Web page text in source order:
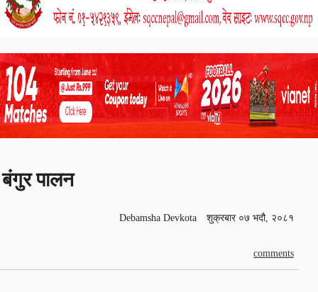
बंगुर पालन
Debamsha Devkota शुक्रबार ०७ भदौ, २०८१
comments